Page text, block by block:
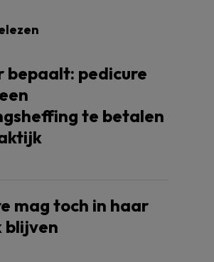
bepaalt: pedicure
te betalen
mag toch in haar
blijven